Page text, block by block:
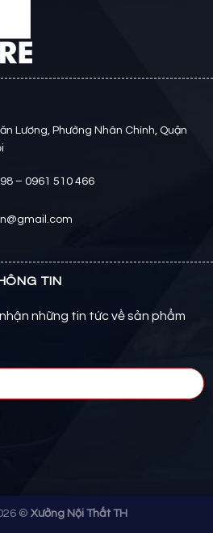
Lương, Phường Nhân Chính, Quận
– 0961 510 466
TIN
những tin tức về sản phẩm
© Xưởng Nội Thất TH